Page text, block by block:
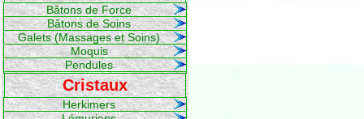
Bâtons de Force
Bâtons de Soins
Galets (Massages et Soins)
Moquis
Pendules
Cristaux
Herkimers